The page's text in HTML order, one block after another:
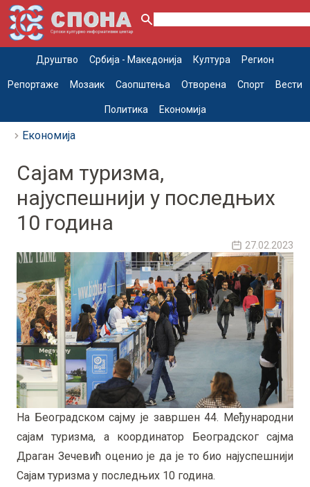
Друштво Србија - Македонија Култура Регион
Репортаже Мозаик Саопштења Отворена Спорт Вести
Политика Економија
Економија
Сајам туризма,
најуспешнији у последњих
10 година
27.02.2023
На Београдском сајму је завршен 44. Међународни
сајам туризма, а координатор Београдског сајма
Драган Зечевић оценио је да је то био најуспешнији
Сајам туризма у последњих 10 година.